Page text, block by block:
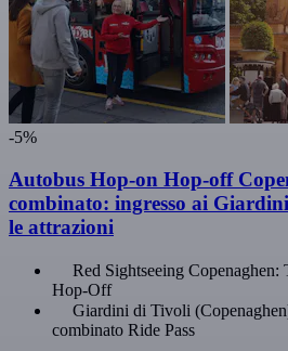
-5%
Autobus Hop-on Hop-off
combinato: ingresso ai
le attrazioni
Red Sightseeing
Hop-Off
Giardini di Tivoli
combinato Ride Pass